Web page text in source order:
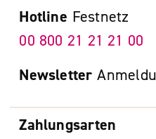
Zahlungsarten
Hotline Festnetz
00 800 21 21 21 00
Newsletter